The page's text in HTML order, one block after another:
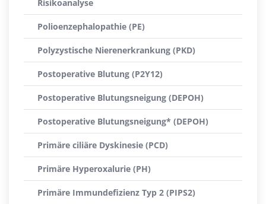
Risikoanalyse
Polioenzephalopathie (PE)
Polyzystische Nierenerkrankung (PKD)
Postoperative Blutung (P2Y12)
Postoperative Blutungsneigung (DEPOH)
Postoperative Blutungsneigung* (DEPOH)
Primäre ciliäre Dyskinesie (PCD)
Primäre Hyperoxalurie (PH)
Primäre Immundefizienz Typ 2 (PIPS2)